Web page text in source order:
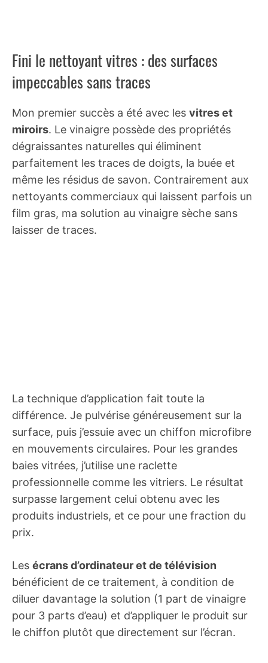
Fini le nettoyant vitres : des surfaces
impeccables sans traces
Mon premier succès a été avec les vitres et
miroirs. Le vinaigre possède des propriétés
dégraissantes naturelles qui éliminent
parfaitement les traces de doigts, la buée et
même les résidus de savon. Contrairement aux
nettoyants commerciaux qui laissent parfois un
film gras, ma solution au vinaigre sèche sans
laisser de traces.
La technique d’application fait toute la
différence. Je pulvérise généreusement sur la
surface, puis j’essuie avec un chiffon microfibre
en mouvements circulaires. Pour les grandes
baies vitrées, j’utilise une raclette
professionnelle comme les vitriers. Le résultat
surpasse largement celui obtenu avec les
produits industriels, et ce pour une fraction du
prix.
Les écrans d’ordinateur et de télévision
bénéficient de ce traitement, à condition de
diluer davantage la solution (1 part de vinaigre
pour 3 parts d’eau) et d’appliquer le produit sur
le chiffon plutôt que directement sur l’écran.